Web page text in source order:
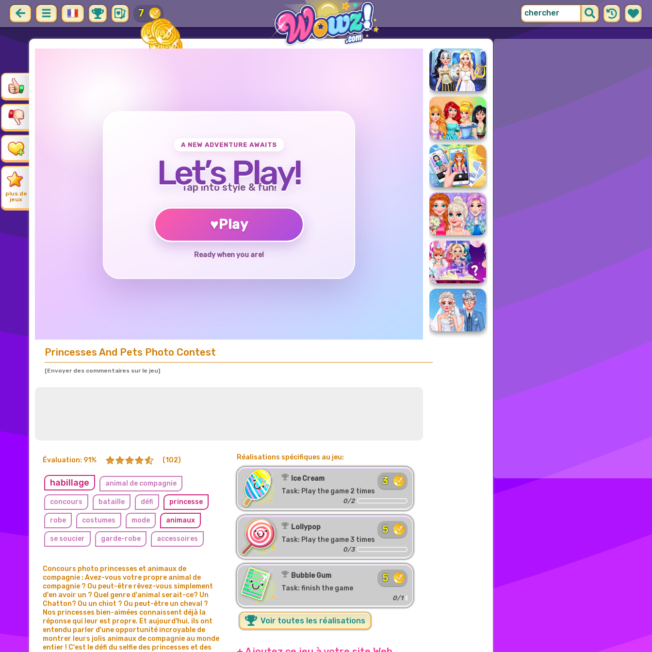
30
plus de
jeux
A NEW ADVENTURE AWAITS
Let’s Play!
Tap into style & fun!
♥Play
Ready when you are!
Princesses And Pets Photo Contest
[Envoyer des commentaires sur le jeu]
Évaluation: 91% (102)
habillage animal de compagnie
concours bataille défi princesse
robe costumes mode animaux
se soucier garde-robe accessoires
Concours photo princesses et animaux de
compagnie : Avez-vous votre propre animal de
compagnie ? Ou peut-être rêvez-vous simplement
d'en avoir un ? Quel genre d'animal serait-ce? Un
Chatton? Ou un chiot ? Ou peut-être un cheval ?
Nos princesses bien-aimées connaissent déjà la
réponse qui leur est propre. Et aujourd'hui, ils ont
entendu parler d'une opportunité incroyable de
montrer leurs jolis animaux de compagnie au monde
entier ! C'est le défi du selfie des princesses et des
Réalisations spécifiques au jeu:
Ice Cream
Task: Play the game 2 times
3
0/2
Lollypop
Task: Play the game 3 times
5
0/3
Bubble Gum
Task: finish the game
5
0/1
Voir toutes les réalisations